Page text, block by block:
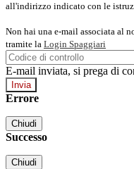
all'indirizzo indicato con le
Non hai una e-mail associata al
tramite la Login Spaggiari
E-mail inviata, si prega di
Errore
Chiudi
Successo
Chiudi